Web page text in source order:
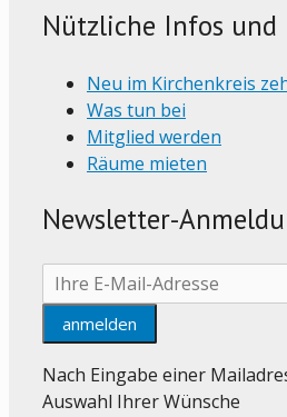
Nützliche Infos und
Neu im Kirchenkreis
Was tun bei
Mitglied werden
Räume mieten
Newsletter-
Nach Eingabe einer
Auswahl Ihrer Wünsche